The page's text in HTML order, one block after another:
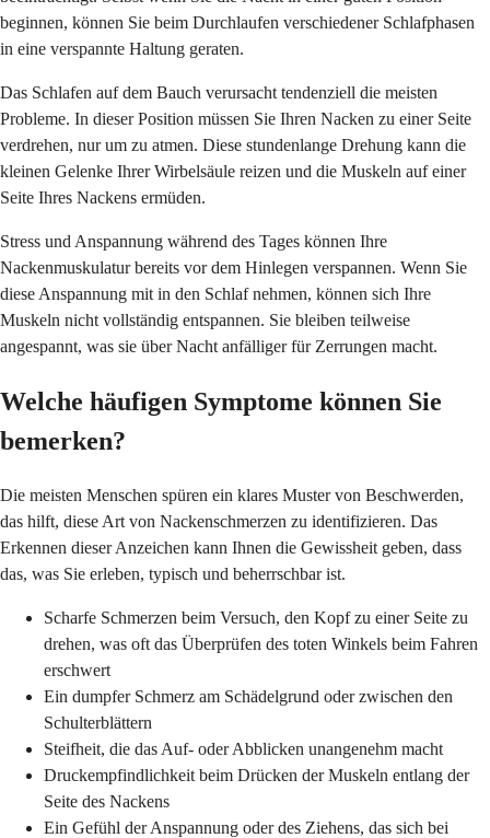
beginnen, können Sie beim Durchlaufen verschiedener Schlafphasen
in eine verspannte Haltung geraten.
Das Schlafen auf dem Bauch verursacht tendenziell die meisten
Probleme. In dieser Position müssen Sie Ihren Nacken zu einer Seite
verdrehen, nur um zu atmen. Diese stundenlange Drehung kann die
kleinen Gelenke Ihrer Wirbelsäule reizen und die Muskeln auf einer
Seite Ihres Nackens ermüden.
Stress und Anspannung während des Tages können Ihre
Nackenmuskulatur bereits vor dem Hinlegen verspannen. Wenn Sie
diese Anspannung mit in den Schlaf nehmen, können sich Ihre
Muskeln nicht vollständig entspannen. Sie bleiben teilweise
angespannt, was sie über Nacht anfälliger für Zerrungen macht.
Welche häufigen Symptome können Sie
bemerken?
Die meisten Menschen spüren ein klares Muster von Beschwerden,
das hilft, diese Art von Nackenschmerzen zu identifizieren. Das
Erkennen dieser Anzeichen kann Ihnen die Gewissheit geben, dass
das, was Sie erleben, typisch und beherrschbar ist.
Scharfe Schmerzen beim Versuch, den Kopf zu einer Seite zu
drehen, was oft das Überprüfen des toten Winkels beim Fahren
erschwert
Ein dumpfer Schmerz am Schädelgrund oder zwischen den
Schulterblättern
Steifheit, die das Auf- oder Abblicken unangenehm macht
Druckempfindlichkeit beim Drücken der Muskeln entlang der
Seite des Nackens
Ein Gefühl der Anspannung oder des Ziehens, das sich bei